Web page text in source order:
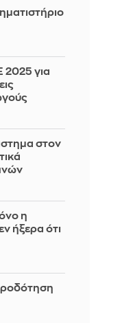
2025 για
στον
η
ήξερα ότι